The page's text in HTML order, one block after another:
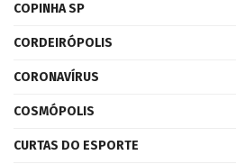
COPINHA SP
CORDEIRÓPOLIS
CORONAVÍRUS
COSMÓPOLIS
CURTAS DO ESPORTE